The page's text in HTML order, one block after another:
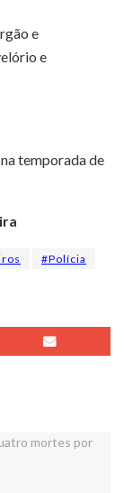
e
e
temporada de
#Polícia